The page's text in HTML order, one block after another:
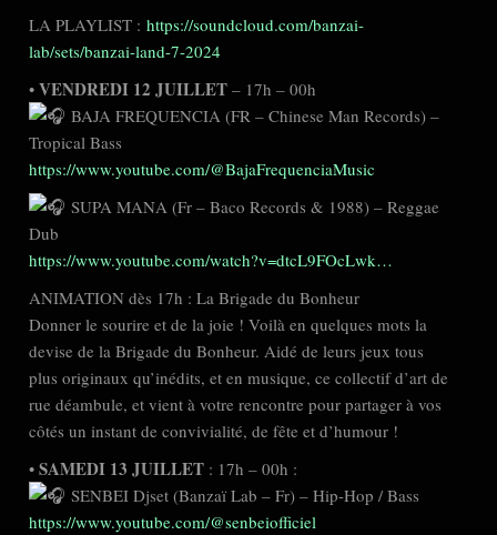
LA PLAYLIST : https://soundcloud.com/banzai-
lab/sets/banzai-land-7-2024
• VENDREDI 12 JUILLET – 17h – 00h
BAJA FREQUENCIA (FR – Chinese Man Records) –
Tropical Bass
https://www.youtube.com/@BajaFrequenciaMusic
SUPA MANA (Fr – Baco Records & 1988) – Reggae
Dub
https://www.youtube.com/watch?v=dtcL9FOcLwk…
ANIMATION dès 17h : La Brigade du Bonheur
Donner le sourire et de la joie ! Voilà en quelques mots la
devise de la Brigade du Bonheur. Aidé de leurs jeux tous
plus originaux qu’inédits, et en musique, ce collectif d’art de
rue déambule, et vient à votre rencontre pour partager à vos
côtés un instant de convivialité, de fête et d’humour !
• SAMEDI 13 JUILLET : 17h – 00h :
SENBEI Djset (Banzaï Lab – Fr) – Hip-Hop / Bass
https://www.youtube.com/@senbeiofficiel